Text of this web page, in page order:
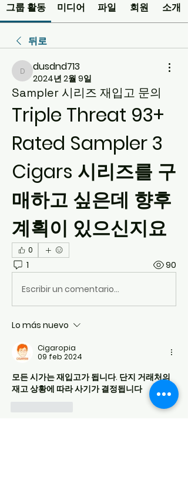
그룹 활동 미디어 파일 회원 소개
뒤로
dusdnd713
dusdnd713
2024년 2월 9일
Sampler 시리즈 재입고 문의
Triple Threat 93+
Rated Sampler 3
Cigars 시리즈를 구
매하고 싶은데 향후
계획이 있으신지요
0
1 90
Escribir un comentario...
Lo más nuevo
Cigaropia
09 feb 2024
모든 시가는 재입고가 됩니다. 단지 거래처의
재고 상황에 따라 사기가 결정됩니다